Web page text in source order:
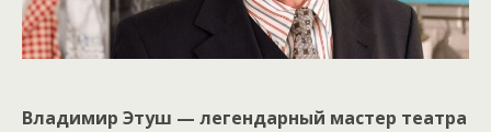
Владимир Этуш — легендарный мастер театра